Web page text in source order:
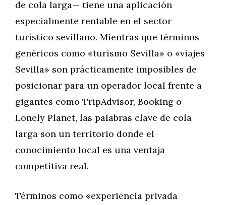
de cola larga— tiene una aplicación
especialmente rentable en el sector
turístico sevillano. Mientras que términos
genéricos como «turismo Sevilla» o «viajes
Sevilla» son prácticamente imposibles de
posicionar para un operador local frente a
gigantes como TripAdvisor, Booking o
Lonely Planet, las palabras clave de cola
larga son un territorio donde el
conocimiento local es una ventaja
competitiva real.
Términos como «experiencia privada